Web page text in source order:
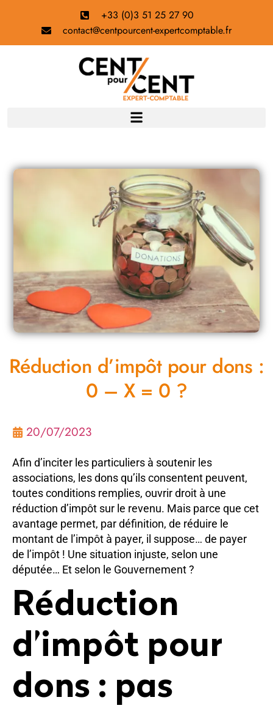
+33 (0)3 51 25 27 90
contact@centpourcent-expertcomptable.fr
Réduction d’impôt pour dons :
0 – X = 0 ?
20/07/2023
Afin d’inciter les particuliers à soutenir les
associations, les dons qu’ils consentent peuvent,
toutes conditions remplies, ouvrir droit à une
réduction d’impôt sur le revenu. Mais parce que cet
avantage permet, par définition, de réduire le
montant de l’impôt à payer, il suppose… de payer
de l’impôt ! Une situation injuste, selon une
députée… Et selon le Gouvernement ?
Réduction
d’impôt pour
dons : pas